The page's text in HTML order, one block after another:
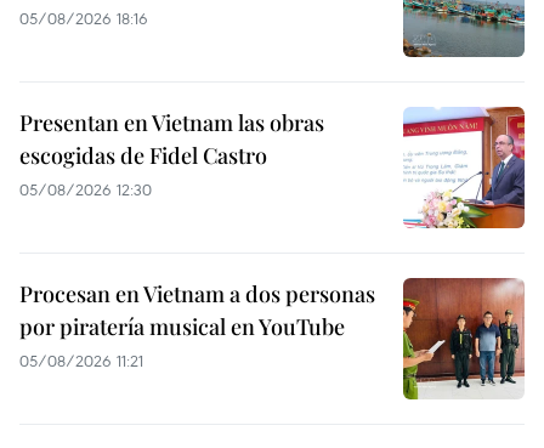
05/08/2026 18:16
Presentan en Vietnam las obras
escogidas de Fidel Castro
05/08/2026 12:30
Procesan en Vietnam a dos personas
por piratería musical en YouTube
05/08/2026 11:21